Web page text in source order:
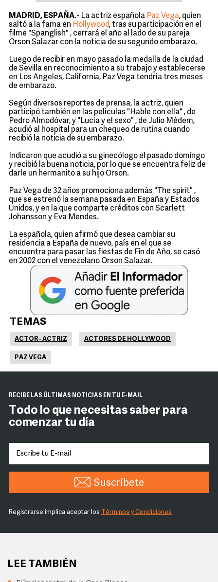
MADRID, ESPAÑA.- La actriz española Paz Vega, quien
saltó a la fama en Hollywood, tras su participación en el
filme "Spanglish" , cerrará el año al lado de su pareja
Orson Salazar con la noticia de su segundo embarazo.
Luego de recibir en mayo pasado la medalla de la ciudad
de Sevilla en reconocimiento a su trabajo y establecerse
en Los Angeles, California, Paz Vega tendría tres meses
de embarazo.
Según diversos reportes de prensa, la actriz, quien
participó también en las películas "Hable con ella" , de
Pedro Almodóvar, y "Lucía y el sexo" , de Julio Médem,
acudió al hospital para un chequeo de rutina cuando
recibió la noticia de su embarazo.
Indicaron que acudió a su ginecólogo el pasado domingo
y recibió la buena noticia, por lo que se encuentra feliz de
darle un hermanito a su hijo Orson.
Paz Vega de 32 años promociona además "The spirit" ,
que se estrenó la semana pasada en España y Estados
Unidos, y en la que comparte créditos con Scarlett
Johansson y Eva Mendes.
La española, quien afirmó que desea cambiar su
residencia a España de nuevo, país en el que se
encuentra para pasar las fiestas de Fin de Año, se casó
en 2002 con el venezolano Orson Salazar.
TEMAS
ACTOR- ACTRIZ ACTORES DE HOLLYWOOD
PAZ VEGA
RECIBE LAS ÚLTIMAS NOTICIAS EN TU E-MAIL
Todo lo que necesitas saber para
comenzar tu día
Suscríbete
Registrarse implica aceptar los Términos y Condiciones
LEE TAMBIÉN